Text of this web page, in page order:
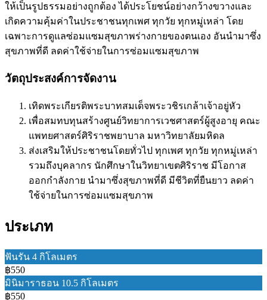
ให้เป็นรูปธรรมอย่างถูกต้อง ได้ประโยชน์อย่างกว้างขวางและ
เกิดความคุ้มค่าในประชาชนทุกเพศ ทุกวัย ทุกหมู่เหล่า โดย
เฉพาะการดูแลซ่อมแซมสุขภาพร่างกายของตนเอง อันนำมาซึ่ง
สุขภาพที่ดี ลดค่าใช้จ่ายในการซ่อมแซมสุขภาพ
วัตถุประสงค์การจัดงาน
เทิดพระเกียรติพระบาทสมเด็จพระวชิรเกล้าเจ้าอยู่หัว
เพื่อสมทบทุนสร้างศูนย์วิทยาการเวชศาสตร์ผู้สูงอายุ คณะ
แพทยศาสตร์ศิริราชพยาบาล มหาวิทยาลัยมหิดล
ส่งเสริมให้ประชาชนโดยทั่วไป ทุกเพศ ทุกวัย ทุกหมู่เหล่า
รวมถึงบุคลากร นักศึกษาในวิทยาเขตศิริราช มีโอกาส
ออกกำลังกาย นำมาซึ่งสุขภาพที่ดี มีชีวิตที่ยืนยาว ลดค่า
ใช้จ่ายในการซ่อมแซมสุขภาพ
ประเภท
ฟันรัน 4 กิโลเมตร
฿550
มินิมาราธอน 10.5 กิโลเมตร
฿550